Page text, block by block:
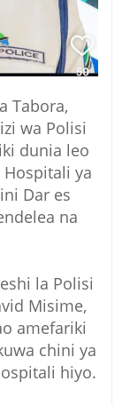
Tabora,
wa Polisi
dunia leo
Hospitali ya
Dar es
na
la Polisi
Misime,
amefariki
chini ya
hiyo.